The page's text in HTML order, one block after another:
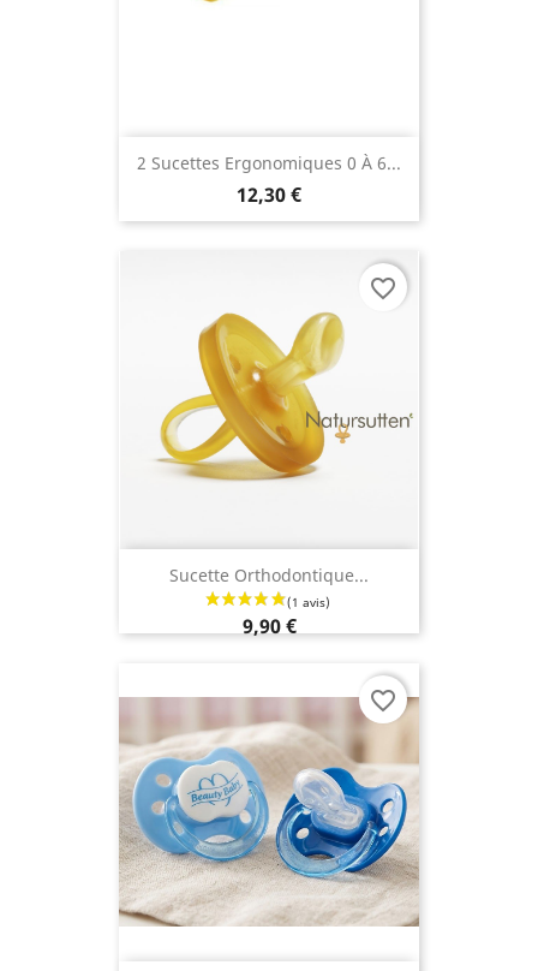
2 Sucettes Ergonomiques 0 À 6...
12,30 €
Sucette Orthodontique...
9,90 €
favorite_border
favorite_border